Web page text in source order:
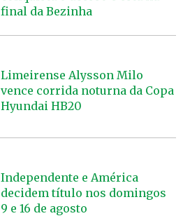
final da Bezinha
Limeirense Alysson Milo
vence corrida noturna da Copa
Hyundai HB20
Independente e América
decidem título nos domingos
9 e 16 de agosto